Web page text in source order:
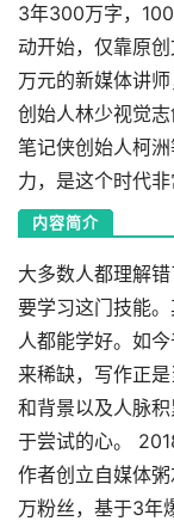
3年300万字，
动开始，仅靠原
万元的新媒体讲
创始人林少视觉
笔记侠创始人柯
力，是这个时代非
内容简介
大多数人都理解
要学习这门技能
人都能学好。如
来稀缺，写作正
和背景以及人脉
于尝试的心。
作者创立自媒体
万粉丝，基于3年